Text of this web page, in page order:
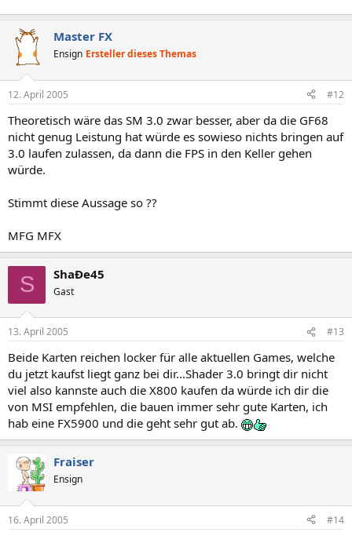
Master FX
Ensign Ersteller dieses Themas
12. April 2005 #12
Theoretisch wäre das SM 3.0 zwar besser, aber da die GF68
nicht genug Leistung hat würde es sowieso nichts bringen auf
3.0 laufen zulassen, da dann die FPS in den Keller gehen
würde.
Stimmt diese Aussage so ??
MFG MFX
S ShaÐe45
Gast
13. April 2005 #13
Beide Karten reichen locker für alle aktuellen Games, welche
du jetzt kaufst liegt ganz bei dir...Shader 3.0 bringt dir nicht
viel also kannste auch die X800 kaufen da würde ich dir die
von MSI empfehlen, die bauen immer sehr gute Karten, ich
hab eine FX5900 und die geht sehr gut ab.
Fraiser
Ensign
16. April 2005 #14